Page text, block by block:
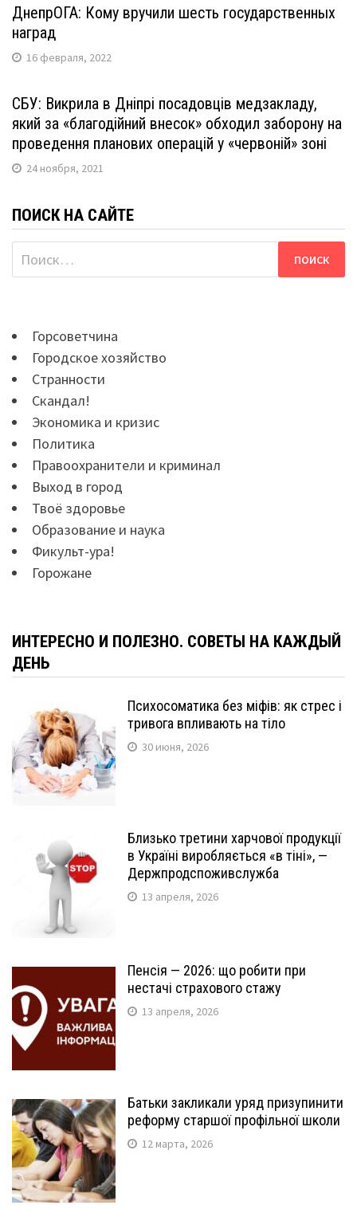
ДнепрОГА: Кому вручили шесть государственных
наград
16 февраля, 2022
СБУ: Викрила в Дніпрі посадовців медзакладу,
який за «благодійний внесок» обходил заборону на
проведення планових операцій у «червоній» зоні
24 ноября, 2021
ПОИСК НА САЙТЕ
Найти:
Горсоветчина
Городское хозяйство
Странности
Скандал!
Экономика и кризис
Политика
Правоохранители и криминал
Выход в город
Твоё здоровье
Образование и наука
Фикульт-ура!
Горожане
ИНТЕРЕСНО И ПОЛЕЗНО. СОВЕТЫ НА КАЖДЫЙ
ДЕНЬ
Психосоматика без міфів: як стрес і
тривога впливають на тіло
30 июня, 2026
Близько третини харчової продукції
в Україні виробляється «в тіні», —
Держпродспоживслужба
13 апреля, 2026
Пенсія — 2026: що робити при
нестачі страхового стажу
13 апреля, 2026
Батьки закликали уряд призупинити
реформу старшої профільної школи
12 марта, 2026